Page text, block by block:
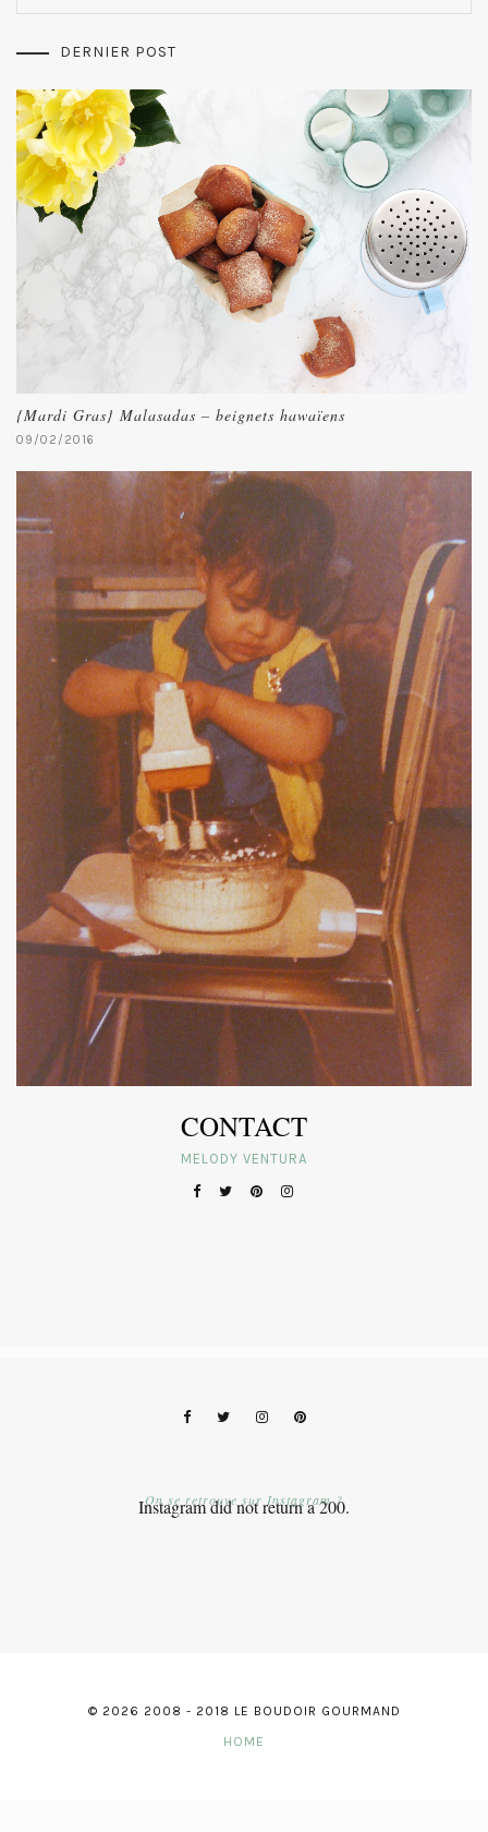
DERNIER POST
{Mardi Gras} Malasadas – beignets hawaïens
09/02/2016
CONTACT
MELODY VENTURA
Instagram did not return a 200.
On se retrouve sur Instagram ?
© 2026 2008 - 2018 LE BOUDOIR GOURMAND
HOME